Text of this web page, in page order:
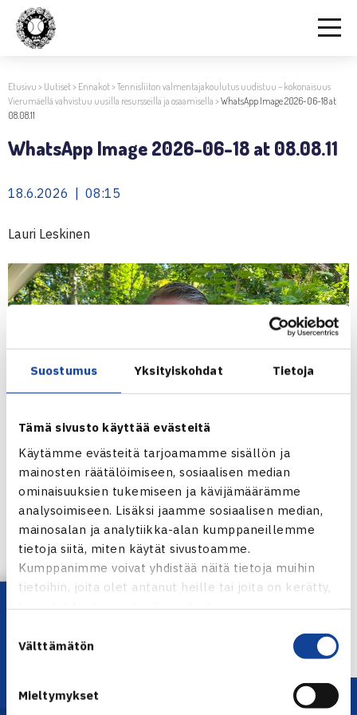
Suostumus Yksityiskohdat Tietoja
Tämä sivusto käyttää evästeitä
Käytämme evästeitä tarjoamamme sisällön ja
mainosten räätälöimiseen, sosiaalisen median
ominaisuuksien tukemiseen ja kävijämäärämme
analysoimiseen. Lisäksi jaamme sosiaalisen median,
mainosalan ja analytiikka-alan kumppaneillemme
tietoja siitä, miten käytät sivustoamme.
Kumppanimme voivat yhdistää näitä tietoja muihin
tietoihin, joita olet antanut heille tai joita on kerätty,
kun olet käyttänyt heidän palvelujaan.
valinta
Välttämätön
Mieltymykset
Etusivu > Uutiset> Ennakot>Tennisliiton valmentajakoulutus uudistuu – kokonaisuus
Vierumäellä vahvistuu uusilla resursseilla ja osaamisella >WhatsApp Image 2026-06-18 at
08.08.11
WhatsApp Image 2026-06-18 at 08.08.11
18.6.2026 | 08:15
Lauri Leskinen
Jaa:
Lataa OmaTennis!